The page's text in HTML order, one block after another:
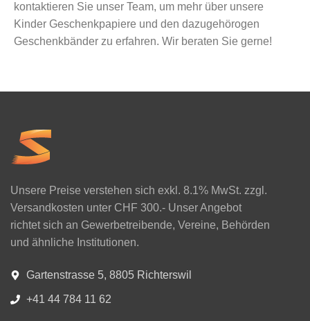
kontaktieren Sie unser Team, um mehr über unsere
Kinder Geschenkpapiere und den dazugehörogen
Geschenkbänder zu erfahren. Wir beraten Sie gerne!
Unsere Preise verstehen sich exkl. 8.1% MwSt. zzgl.
Versandkosten unter CHF 300.- Unser Angebot
richtet sich an Gewerbetreibende, Vereine, Behörden
und ähnliche Institutionen.
Gartenstrasse 5, 8805 Richterswil
+41 44 784 11 62